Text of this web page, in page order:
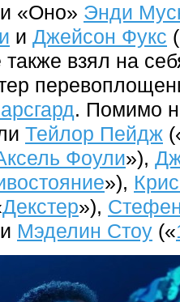
«Оно» Энди
и Джейсон Фукс
взял на
. Помимо
Тейлор Пейдж
Фоули»),
»),
Декстер»),
Мэделин Стоу («